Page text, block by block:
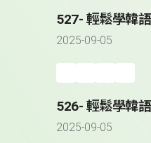
527- 輕鬆學韓
2025-09-05
526- 輕鬆學韓
2025-09-05